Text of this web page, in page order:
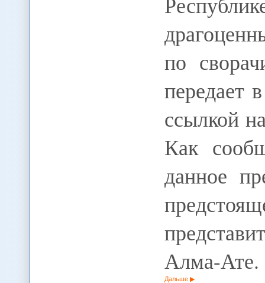
по
передает
ссылкой
Как
данное
Алма-
Дальше